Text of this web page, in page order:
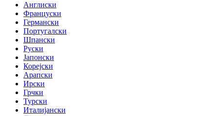
Англиски
Француски
Германски
Португалски
Шпански
Руски
Јапонски
Корејски
Арапски
Ирски
Грчки
Турски
Италијански